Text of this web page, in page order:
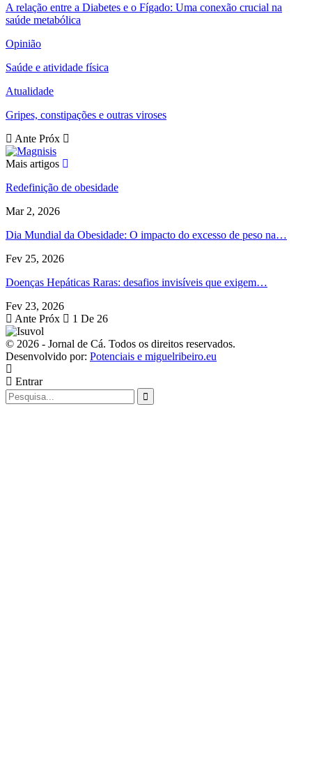
A relação entre a Diabetes e o Fígado: Uma conexão crucial na
saúde metabólica
Opinião
Saúde e atividade física
Atualidade
Gripes, constipações e outras viroses
Ante Próx
Mais artigos
Redefinição de obesidade
Mar 2, 2026
Dia Mundial da Obesidade: O impacto do excesso de peso na…
Fev 25, 2026
Doenças Hepáticas Raras: desafios invisíveis que exigem…
Fev 23, 2026
Ante Próx 1 De 26
© 2026 - Jornal de Cá. Todos os direitos reservados.
Desenvolvido por: Potenciais e miguelribeiro.eu
Entrar